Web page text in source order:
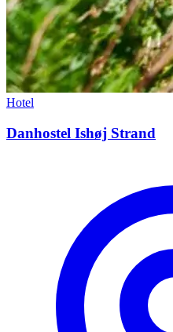
Hotel
Danhostel Ishøj Strand